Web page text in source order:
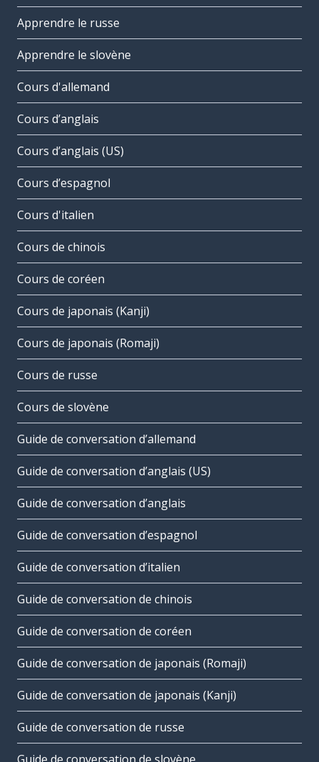
Apprendre le russe
Apprendre le slovène
Cours d'allemand
Cours d’anglais
Cours d’anglais (US)
Cours d’espagnol
Cours d'italien
Cours de chinois
Cours de coréen
Cours de japonais (Kanji)
Cours de japonais (Romaji)
Cours de russe
Cours de slovène
Guide de conversation d’allemand
Guide de conversation d’anglais (US)
Guide de conversation d’anglais
Guide de conversation d’espagnol
Guide de conversation d’italien
Guide de conversation de chinois
Guide de conversation de coréen
Guide de conversation de japonais (Romaji)
Guide de conversation de japonais (Kanji)
Guide de conversation de russe